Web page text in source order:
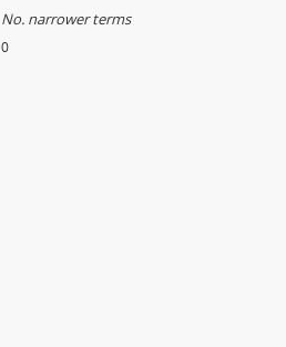
No. narrower terms
0